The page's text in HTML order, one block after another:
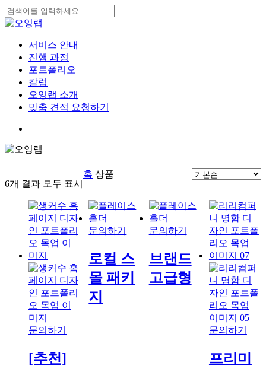
Skip
to
main
content
Close
search
Menu
서비스 안내
진행 과정
포트폴리오
칼럼
오잉랩 소개
맞춤 견적 요청하기
6개 결과 모두 표시
홈 상품
문의하기
[추천]
문의하기
로컬 스
몰 패키
지
문의하기
브랜드
고급형
문의하기
프리미